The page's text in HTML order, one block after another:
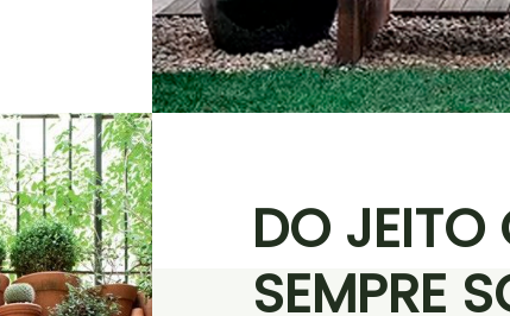
DO JEITO
SEMPRE